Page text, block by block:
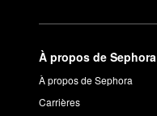
À propos de Sephora
À propos de Sephora
Carrières